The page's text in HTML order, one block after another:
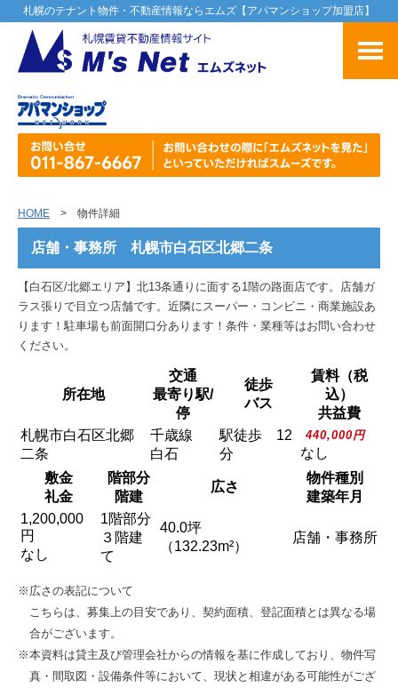
札幌のテナント物件・不動産情報ならエムズ【アパマンショップ加盟店】
HOME > 物件詳細
店舗・事務所 札幌市白石区北郷二条
【白石区/北郷エリア】北13条通りに面する1階の路面店です。店舗ガ
ラス張りで目立つ店舗です。近隣にスーパー・コンビニ・商業施設あ
ります！駐車場も前面開口分あります！条件・業種等はお問い合わせ
ください。
所在地
交通
最寄り駅/
停
徒歩
バス
賃料（税
込）
共益費
札幌市白石区北郷
二条
千歳線
白石
駅徒歩 12
分
440,000円
なし
敷金
礼金
階部分
階建
広さ
物件種別
建築年月
1,200,000
円
なし
1階部分
３階建
て
40.0坪
（132.23m²）
店舗・事務所
※広さの表記について
こちらは、募集上の目安であり、契約面積、登記面積とは異なる場
合がございます。
※本資料は貸主及び管理会社からの情報を基に作成しており、物件写
真・間取図・設備条件等において、現状と相違がある可能性がござ